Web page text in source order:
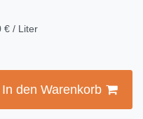
€ / Liter
In den Warenkorb